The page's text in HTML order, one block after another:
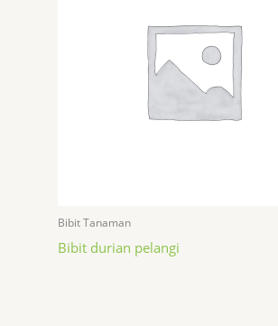
Bibit Tanaman
Bibit durian pelangi